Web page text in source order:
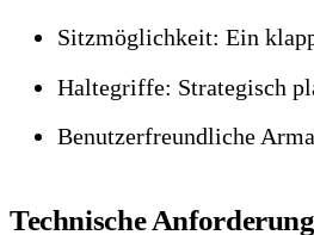
Sitzmöglichkeit: Ein
Haltegriffe: Strategisch
Benutzerfreundliche
Technische